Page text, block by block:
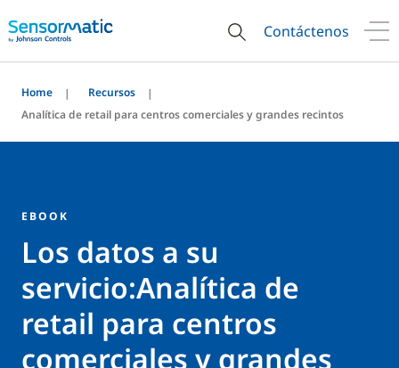
Contáctenos
Home
Recursos
Analítica de retail para centros comerciales y grandes recintos
EBOOK
Los datos a su
servicio:Analítica de
retail para centros
comerciales y grandes